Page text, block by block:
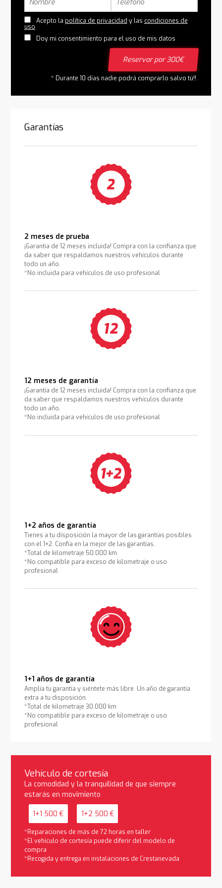
Acepto la política de privacidad y las condiciones de
uso
Doy mi consentimiento para el uso de mis datos
Reservar por 300€
* Durante 10 días nadie podrá comprarlo salvo tú!!.
Garantías
2 meses de prueba
¡Garantía de 12 meses incluida! Compra con la confianza que
da saber que respaldamos nuestros vehículos durante
todo un año.
*No incluida para vehículos de uso profesional
12 meses de garantía
¡Garantía de 12 meses incluida! Compra con la confianza que
da saber que respaldamos nuestros vehículos durante
todo un año.
*No incluida para vehículos de uso profesional
1+2 años de garantía
Tienes a tu disposición la mayor de las garantías posibles
con el 1+2. Confía en la mejor de las garantías.
*Total de kilometraje 50.000 km
*No compatible para exceso de kilometraje o uso
profesional
1+1 años de garantía
Amplía tu garantía y siéntete más libre. Un año de garantía
extra a tu disposición.
*Total de kilometraje 30.000 km
*No compatible para exceso de kilometraje o uso
profesional
Vehículo de cortesía
La comodidad y la tranquilidad de que siempre
estarás en movimiento
1+1 500 € 1+2 500 €
*Reparaciones de más de 72 horas en taller
*El vehículo de cortesía puede diferir del modelo de
compra
*Recogida y entrega en instalaciones de Crestanevada